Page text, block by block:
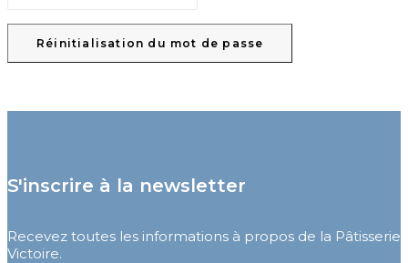
Réinitialisation du mot de passe
S'inscrire à la newsletter
Recevez toutes les informations à propos de la Pâtisserie
Victoire.